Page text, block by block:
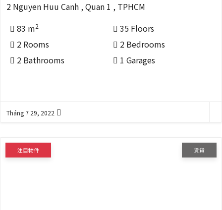
2 Nguyen Huu Canh , Quan 1 , TPHCM
83 m2
35 Floors
2 Rooms
2 Bedrooms
2 Bathrooms
1 Garages
Tháng 7 29, 2022
賃貸
注目物件